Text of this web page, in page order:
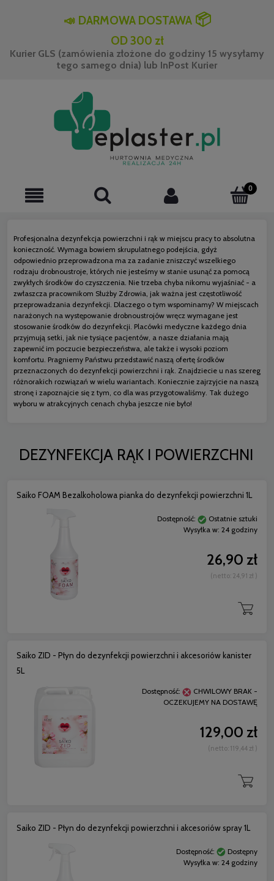
📣 DARMOWA DOSTAWA📦
OD 300 zł
Kurier GLS (zamówienia złożone do godziny 15 wysyłamy
tego samego dnia) lub InPost Kurier
Profesjonalna dezynfekcja powierzchni i rąk w miejscu pracy to absolutna
konieczność. Wymaga bowiem skrupulatnego podejścia, gdyż
odpowiednio przeprowadzona ma za zadanie zniszczyć wszelkiego
rodzaju drobnoustroje, których nie jesteśmy w stanie usunąć za pomocą
zwykłych środków do czyszczenia. Nie trzeba chyba nikomu wyjaśniać - a
zwłaszcza pracownikom Służby Zdrowia, jak ważna jest częstotliwość
przeprowadzania dezynfekcji. Dlaczego o tym wspominamy? W miejscach
narażonych na występowanie drobnoustrojów wręcz wymagane jest
stosowanie środków do dezynfekcji. Placówki medyczne każdego dnia
przyjmują setki, jak nie tysiące pacjentów, a nasze działania mają
zapewnić im poczucie bezpieczeństwa, ale także i wysoki poziom
komfortu. Pragniemy Państwu przedstawić naszą ofertę środków
przeznaczonych do dezynfekcji powierzchni i rąk. Znajdziecie u nas szereg
różnorakich rozwiązań w wielu wariantach. Koniecznie zajrzyjcie na naszą
stronę i zapoznajcie się z tym, co dla was przygotowaliśmy. Tak dużego
wyboru w atrakcyjnych cenach chyba jeszcze nie było!
DEZYNFEKCJA RĄK I POWIERZCHNI
Saiko FOAM Bezalkoholowa pianka do dezynfekcji powierzchni 1L
Dostępność:
Ostatnie sztuki
Wysyłka w: 24 godziny
26,90 zł
(netto: 24,91 zł )
Saiko ZID - Płyn do dezynfekcji powierzchni i akcesoriów kanister
5L
Dostępność:
CHWILOWY BRAK -
OCZEKUJEMY NA DOSTAWĘ
129,00 zł
(netto: 119,44 zł )
Saiko ZID - Płyn do dezynfekcji powierzchni i akcesoriów spray 1L
Dostępność:
Dostępny
Wysyłka w: 24 godziny